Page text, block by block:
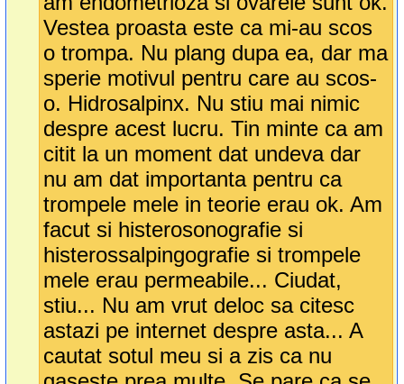
Vestea proasta este ca mi-au scos
o trompa. Nu plang dupa ea, dar ma
sperie motivul pentru care au scos-
o. Hidrosalpinx. Nu stiu mai nimic
despre acest lucru. Tin minte ca am
citit la un moment dat undeva dar
nu am dat importanta pentru ca
trompele mele in teorie erau ok. Am
facut si histerosonografie si
histerossalpingografie si trompele
mele erau permeabile... Ciudat,
stiu... Nu am vrut deloc sa citesc
astazi pe internet despre asta... A
cautat sotul meu si a zis ca nu